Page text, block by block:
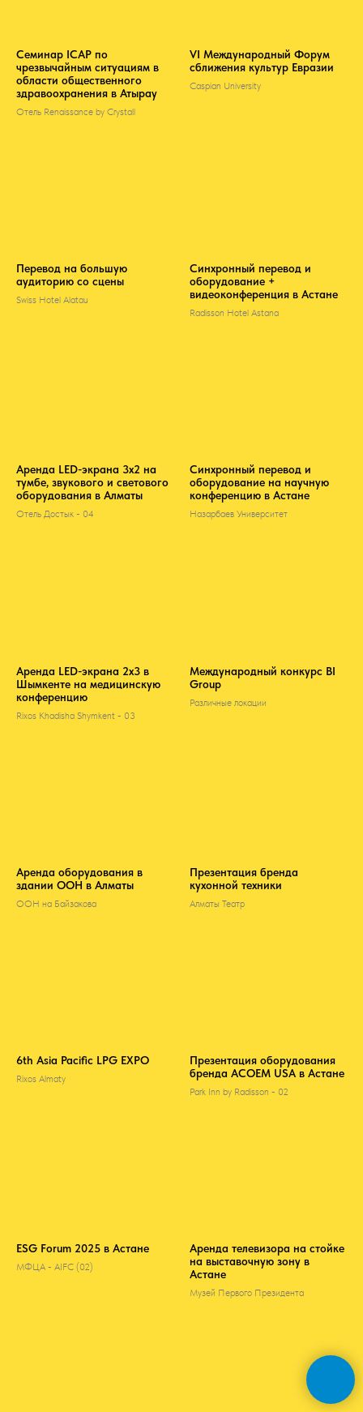
Семинар ICAP по
чрезвычайным ситуациям в
области общественного
здравоохранения в Атырау
Отель Renaissance by Crystall
VI Международный Форум
сближения культур Евразии
Caspian University
Перевод на большую
аудиторию со сцены
Swiss Hotel Alatau
Синхронный перевод и
оборудование +
видеоконференция в Астане
Radisson Hotel Astana
Аренда LED-экрана 3х2 на
тумбе, звукового и светового
оборудования в Алматы
Отель Достык - 04
Синхронный перевод и
оборудование на научную
конференцию в Астане
Назарбаев Университет
Аренда LED-экрана 2х3 в
Шымкенте на медицинскую
конференцию
Rixos Khadisha Shymkent - 03
Международный конкурс BI
Group
Различные локации
Аренда оборудования в
здании ООН в Алматы
ООН на Байзакова
Презентация бренда
кухонной техники
Алматы Театр
6th Asia Pacific LPG EXPO
Rixos Almaty
Презентация оборудования
бренда ACOEM USA в Астане
Park Inn by Radisson - 02
ESG Forum 2025 в Астане
МФЦА - AIFC (02)
Аренда телевизора на стойке
на выставочную зону в
Астане
Музей Первого Президента